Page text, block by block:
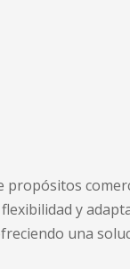
y
una